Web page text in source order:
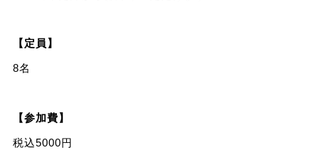
【定員】
8名
【参加費】
税込5000円